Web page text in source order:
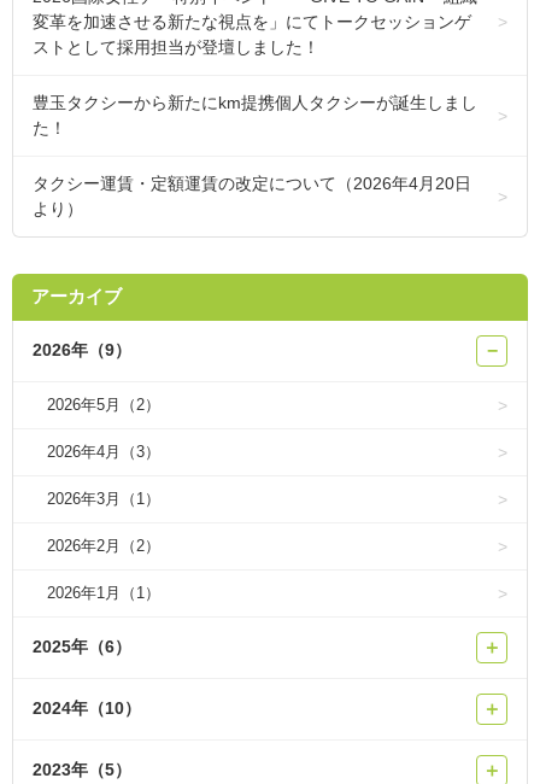
変革を加速させる新たな視点を」にてトークセッションゲ
ストとして採用担当が登壇しました！
豊玉タクシーから新たにkm提携個人タクシーが誕生しまし
た！
タクシー運賃・定額運賃の改定について（2026年4月20日
より）
アーカイブ
2026年（9） −
2026年5月（2）
2026年4月（3）
2026年3月（1）
2026年2月（2）
2026年1月（1）
2025年（6） ＋
2024年（10） ＋
2023年（5） ＋